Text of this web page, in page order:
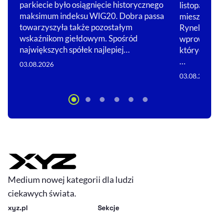
parkiecie było osiągnięcie historycznego
maksimum indeksu WIG20. Dobra passa
towarzyszyła także pozostałym
wskaźnikom giełdowym. Spośród
największych spółek najlepiej…
03.08.2026
listopada
których
…
03.08.2026
Medium nowej kategorii dla ludzi
ciekawych świata.
xyz.pl Sekcje